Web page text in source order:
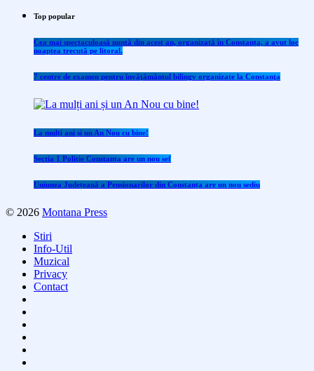
Top popular
Cea mai spectaculoasă nuntă din acest an, organizată în Constanța, a avut loc
noaptea trecută pe litoral.
7 centre de examen pentru învăţământul bilingv organizate la Constanţa
La mulți ani și un An Nou cu bine!
Sectia 1 Politie Constanta are un nou sef
Uniunea Județeană a Pensionarilor din Constanța are un nou sediu
© 2026 Montana Press
Stiri
Info-Util
Muzical
Privacy
Contact